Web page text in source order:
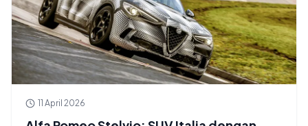
11 April 2026